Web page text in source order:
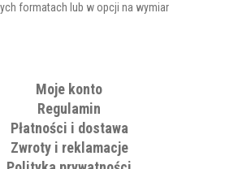
formatach lub w opcji na wymiar
Moje konto
Regulamin
Płatności i dostawa
Zwroty i reklamacje